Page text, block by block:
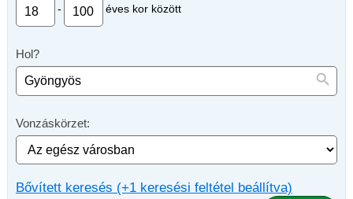
- éves kor között
Hol?
Vonzáskörzet:
Bővített keresés (+1 keresési feltétel beállítva)